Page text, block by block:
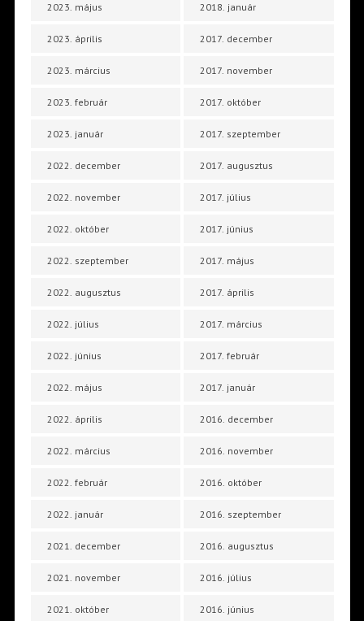
2023. május
2023. április
2023. március
2023. február
2023. január
2022. december
2022. november
2022. október
2022. szeptember
2022. augusztus
2022. július
2022. június
2022. május
2022. április
2022. március
2022. február
2022. január
2021. december
2021. november
2021. október
2018. január
2017. december
2017. november
2017. október
2017. szeptember
2017. augusztus
2017. július
2017. június
2017. május
2017. április
2017. március
2017. február
2017. január
2016. december
2016. november
2016. október
2016. szeptember
2016. augusztus
2016. július
2016. június